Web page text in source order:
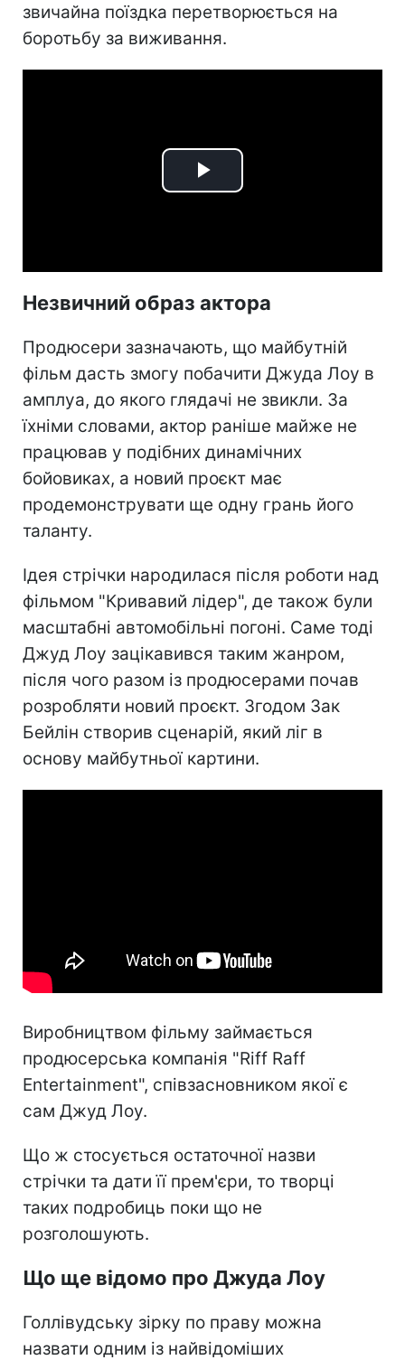
звичайна поїздка перетворюється на
боротьбу за виживання.
Play
Незвичний образ актора
Продюсери зазначають, що майбутній
фільм дасть змогу побачити Джуда Лоу в
амплуа, до якого глядачі не звикли. За
їхніми словами, актор раніше майже не
працював у подібних динамічних
бойовиках, а новий проєкт має
продемонструвати ще одну грань його
таланту.
Ідея стрічки народилася після роботи над
фільмом "Кривавий лідер", де також були
масштабні автомобільні погоні. Саме тоді
Джуд Лоу зацікавився таким жанром,
після чого разом із продюсерами почав
розробляти новий проєкт. Згодом Зак
Бейлін створив сценарій, який ліг в
основу майбутньої картини.
Виробництвом фільму займається
продюсерська компанія "Riff Raff
Entertainment", співзасновником якої є
сам Джуд Лоу.
Що ж стосується остаточної назви
стрічки та дати її прем'єри, то творці
таких подробиць поки що не
розголошують.
Що ще відомо про Джуда Лоу
Голлівудську зірку по праву можна
назвати одним із найвідоміших